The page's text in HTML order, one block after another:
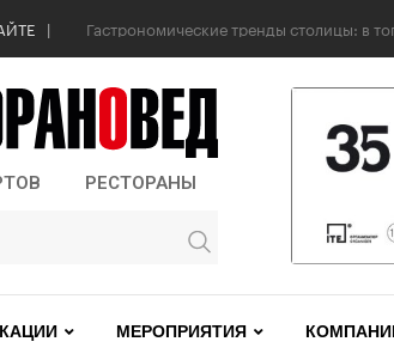
Гастрономические тренды столицы: в
РЕСТОРАНЫ
МЕРОПРИЯТИЯ